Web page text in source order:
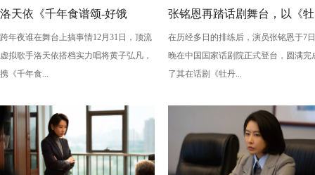
洛天依《千年食谱颂-好饿
版》：跨年夜最萌“食”光！
跨年夜谁在舞台上搞事情12月31日，顶流
虚拟歌手洛天依搭档实力唱将黄子弘凡，
携《千年食...
张铭恩再踏话剧舞台，以《牡
丹亭上三生路》续写古典深
情，全新演绎“柳梦梅”至情至
在历经多日的排练后，演员张铭恩于7日
晚在中国国家话剧院正式登台，圆满完
了其在话剧《牡丹...